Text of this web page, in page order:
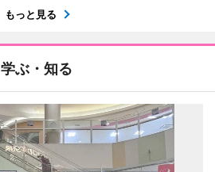
もっと見る
学ぶ・知る